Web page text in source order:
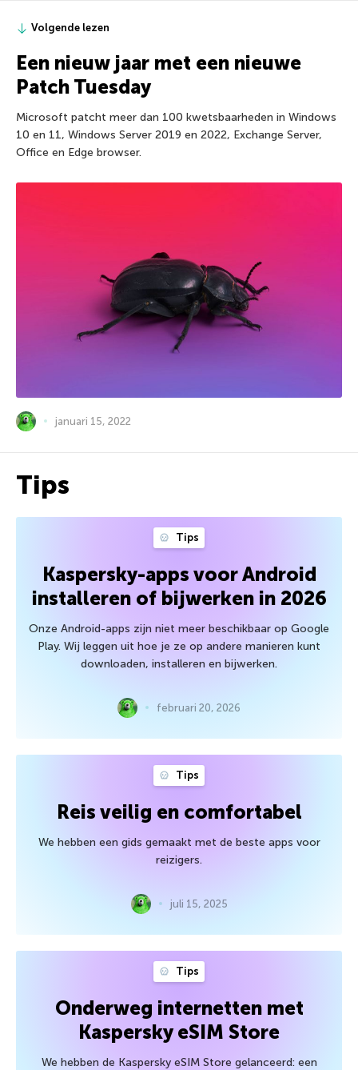
Volgende lezen
Een nieuw jaar met een nieuwe
Patch Tuesday
Microsoft patcht meer dan 100 kwetsbaarheden in Windows
10 en 11, Windows Server 2019 en 2022, Exchange Server,
Office en Edge browser.
januari 15, 2022
Tips
Tips
Kaspersky-apps voor Android
installeren of bijwerken in 2026
Onze Android-apps zijn niet meer beschikbaar op Google
Play. Wij leggen uit hoe je ze op andere manieren kunt
downloaden, installeren en bijwerken.
februari 20, 2026
Tips
Reis veilig en comfortabel
We hebben een gids gemaakt met de beste apps voor
reizigers.
juli 15, 2025
Tips
Onderweg internetten met
Kaspersky eSIM Store
We hebben de Kaspersky eSIM Store gelanceerd: een